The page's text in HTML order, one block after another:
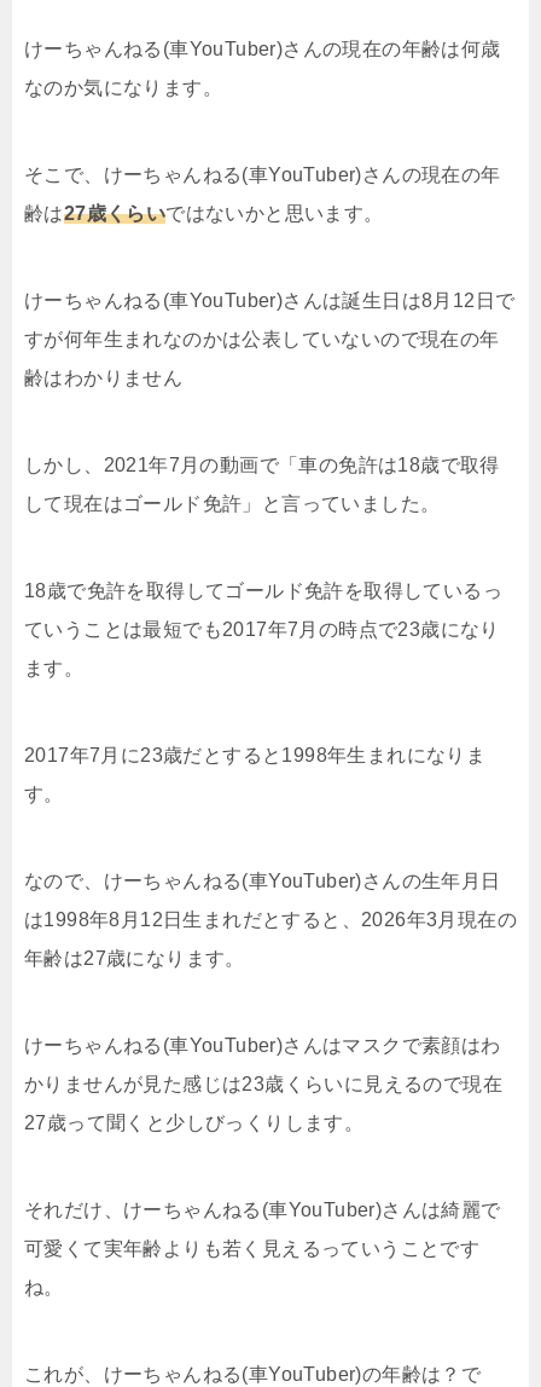
けーちゃんねる(車YouTuber)さんの現在の年齢は何歳
なのか気になります。
そこで、けーちゃんねる(車YouTuber)さんの現在の年
齢は27歳くらいではないかと思います。
けーちゃんねる(車YouTuber)さんは誕生日は8月12日で
すが何年生まれなのかは公表していないので現在の年
齢はわかりません
しかし、2021年7月の動画で「車の免許は18歳で取得
して現在はゴールド免許」と言っていました。
18歳で免許を取得してゴールド免許を取得しているっ
ていうことは最短でも2017年7月の時点で23歳になり
ます。
2017年7月に23歳だとすると1998年生まれになりま
す。
なので、けーちゃんねる(車YouTuber)さんの生年月日
は1998年8月12日生まれだとすると、2026年3月現在の
年齢は27歳になります。
けーちゃんねる(車YouTuber)さんはマスクで素顔はわ
かりませんが見た感じは23歳くらいに見えるので現在
27歳って聞くと少しびっくりします。
それだけ、けーちゃんねる(車YouTuber)さんは綺麗で
可愛くて実年齢よりも若く見えるっていうことです
ね。
これが、けーちゃんねる(車YouTuber)の年齢は？で